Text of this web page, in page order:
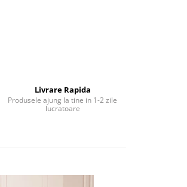
Livrare Rapida
Produsele ajung la tine in 1-2 zile
lucratoare